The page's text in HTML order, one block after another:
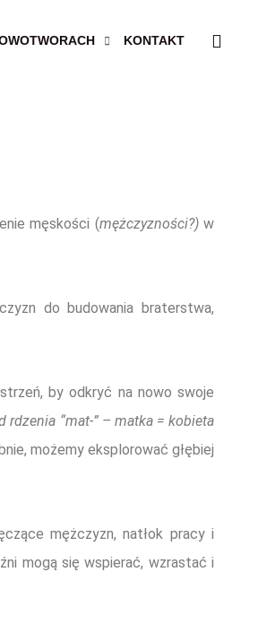
KONTAKT
męskości (mężczyzności?)w
do budowania braterstwa,
by odkryć na nowo swoje
rdzenia “mat-” – matka = kobieta
możemy eksplorować głębiej
mężczyzn, natłok pracy i
mogą się wspierać, wzrastać i